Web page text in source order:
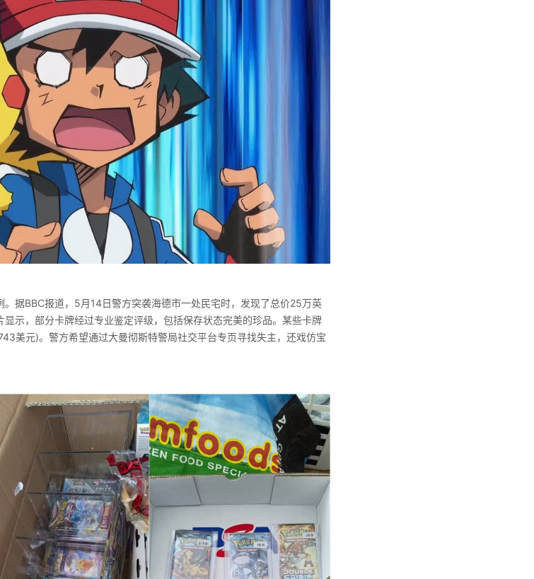
据BBC报道，5月14日警方突袭海德市一处民宅时，发现了总价25万英
示，部分卡牌经过专业鉴定评级，包括保存状态完美的珍品。某些卡牌
美元)。警方希望通过大曼彻斯特警局社交平台专页寻找失主，还戏仿宝